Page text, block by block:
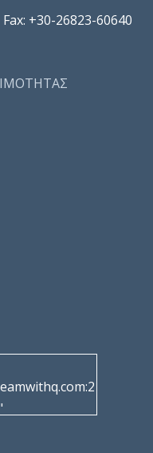
+30-26823-60640